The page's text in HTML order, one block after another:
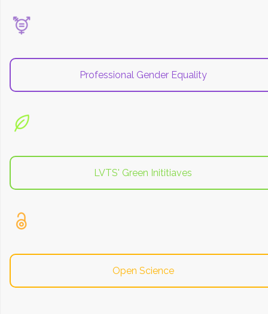
Professional Gender Equality
LVTS' Green Inititiaves
Open Science